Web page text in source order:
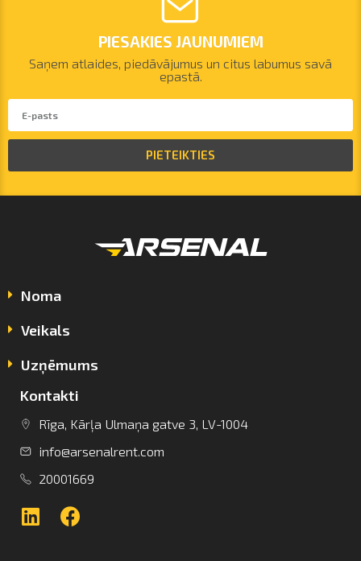
Lietuva
PIESAKIES JAUNUMIEM
Saņem atlaides, piedāvājumus un citus labumus savā
epastā.
PIETEIKTIES
Noma
Veikals
Uzņēmums
Kontakti
Rīga, Kārļa Ulmaņa gatve 3, LV-1004
info@arsenalrent.com
20001669